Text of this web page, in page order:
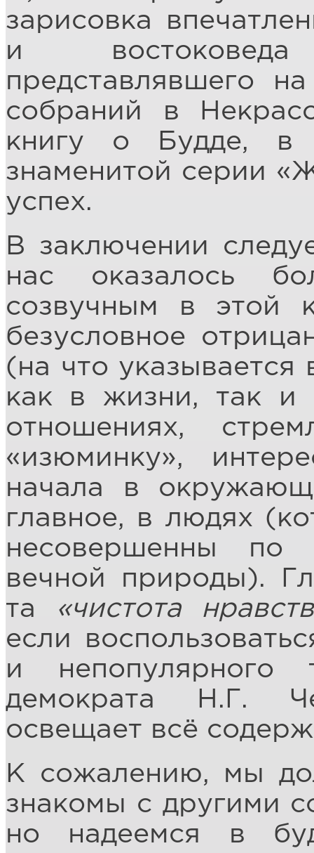
зарисовка
и
представлявшего
собраний в
книгу о Будде, в
знаменитой серии
успех.
В заключении
нас оказалось
созвучным в этой
безусловное
(на что указывается
как в жизни, так и
отношениях,
«изюминку»,
начала в
главное, в людях
несовершенны по
вечной природы).
та
«чистота
если
и непопулярного
демократа Н.Г.
освещает всё
К сожалению, мы
знакомы с другими
но надеемся в